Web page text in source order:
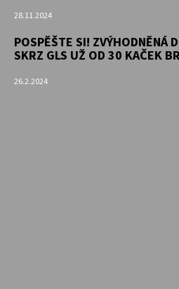
28.11.2024
POSPĚŠTE SI! ZVÝHODNĚNÁ
SKRZ GLS UŽ OD 30 KAČEK
26.2.2024